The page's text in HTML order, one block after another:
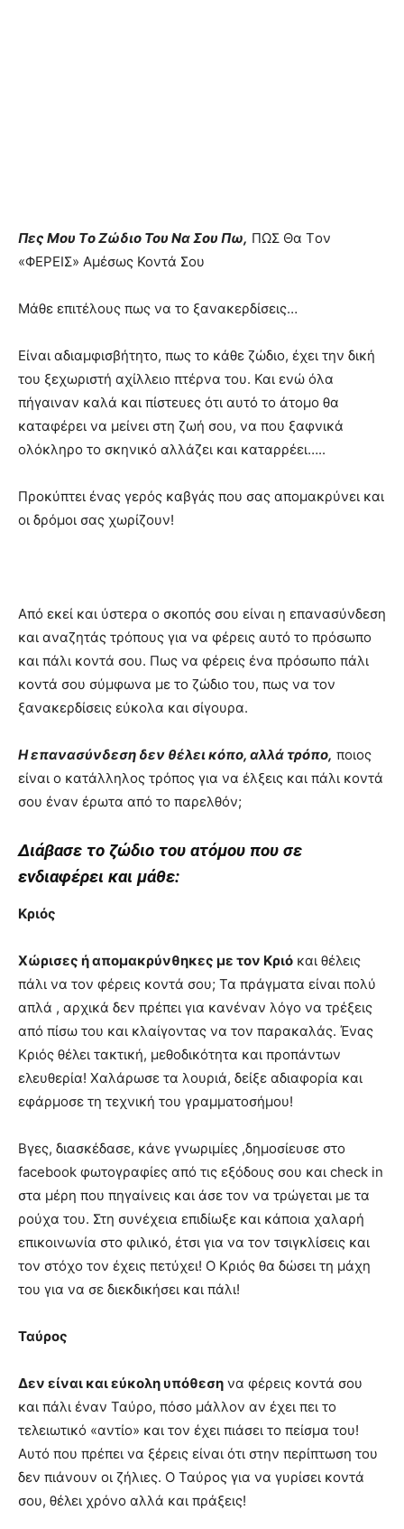
Πες Mου Τo Ζώδιο Toυ Nα Σoυ Πω, ΠΩΣ Θα Τoν
«ΦEPEIΣ» Aμέσως Koντά Σου
Μάθε επιτέλους πως να το ξανακερδίσεις…
Είναι αδιαμφισβήτητο, πως το κάθε ζώδιο, έχει την δική
του ξεχωριστή αχίλλειο πτέρνα του. Και ενώ όλα
πήγαιναν καλά και πίστευες ότι αυτό το άτομο θα
καταφέρει να μείνει στη ζωή σου, να που ξαφνικά
ολόκληρο το σκηνικό αλλάζει και καταρρέει…..
Προκύπτει ένας γερός καβγάς που σας απομακρύνει και
οι δρόμοι σας χωρίζουν!
Από εκεί και ύστερα ο σκοπός σου είναι η επανασύνδεση
και αναζητάς τρόπους για να φέρεις αυτό το πρόσωπο
και πάλι κοντά σου. Πως να φέρεις ένα πρόσωπο πάλι
κοντά σου σύμφωνα με το ζώδιο του, πως να τον
ξανακερδίσεις εύκολα και σίγουρα.
Η επανασύνδεση δεν θέλει κόπο, αλλά τρόπο, ποιος
είναι ο κατάλληλος τρόπος για να έλξεις και πάλι κοντά
σου έναν έρωτα από το παρελθόν;
Διάβασε το ζώδιο του ατόμου που σε
ενδιαφέρει και μάθε:
Κριός
Χώρισες ή απομακρύνθηκες με τον Κριό και θέλεις
πάλι να τον φέρεις κοντά σου; Τα πράγματα είναι πολύ
απλά , αρχικά δεν πρέπει για κανέναν λόγο να τρέξεις
από πίσω του και κλαίγοντας να τον παρακαλάς. Ένας
Κριός θέλει τακτική, μεθοδικότητα και προπάντων
ελευθερία! Χαλάρωσε τα λουριά, δείξε αδιαφορία και
εφάρμοσε τη τεχνική του γραμματοσήμου!
Βγες, διασκέδασε, κάνε γνωριμίες ,δημοσίευσε στο
facebook φωτογραφίες από τις εξόδους σου και check in
στα μέρη που πηγαίνεις και άσε τον να τρώγεται με τα
ρούχα του. Στη συνέχεια επιδίωξε και κάποια χαλαρή
επικοινωνία στο φιλικό, έτσι για να τον τσιγκλίσεις και
τον στόχο τον έχεις πετύχει! Ο Κριός θα δώσει τη μάχη
του για να σε διεκδικήσει και πάλι!
Ταύρος
Δεν είναι και εύκολη υπόθεση να φέρεις κοντά σου
και πάλι έναν Ταύρο, πόσο μάλλον αν έχει πει το
τελειωτικό «αντίο» και τον έχει πιάσει το πείσμα του!
Αυτό που πρέπει να ξέρεις είναι ότι στην περίπτωση του
δεν πιάνουν οι ζήλιες. Ο Ταύρος για να γυρίσει κοντά
σου, θέλει χρόνο αλλά και πράξεις!